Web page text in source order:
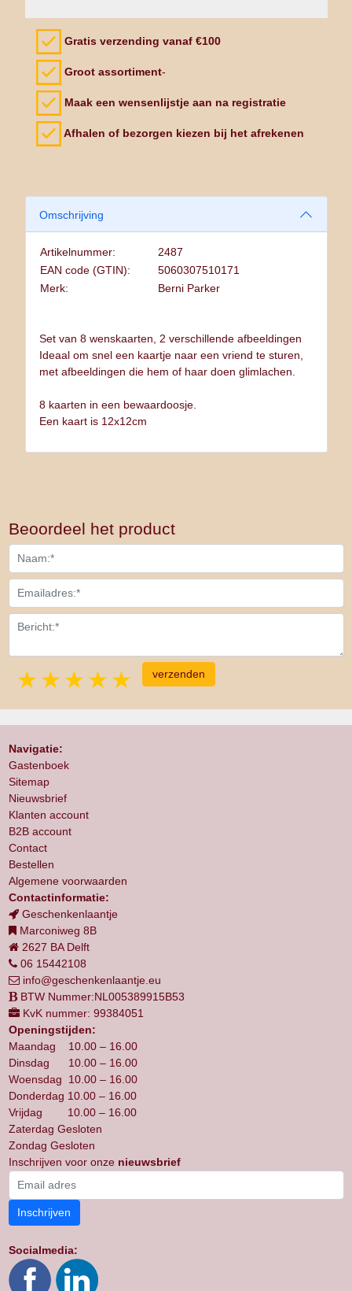
Gratis verzending vanaf €100
Groot assortiment-
Maak een wensenlijstje aan na registratie
Afhalen of bezorgen kiezen bij het afrekenen
Omschrijving
Artikelnummer:
2487
EAN code (GTIN):
5060307510171
Merk:
Berni Parker
Set van 8 wenskaarten, 2 verschillende afbeeldingen
Ideaal om snel een kaartje naar een vriend te sturen,
met afbeeldingen die hem of haar doen glimlachen.
8 kaarten in een bewaardoosje.
Een kaart is 12x12cm
Beoordeel het product
5 stars
4 stars
3 stars
2 stars
1 star
Navigatie:
Gastenboek
Sitemap
Nieuwsbrief
Klanten account
B2B account
Contact
Bestellen
Algemene voorwaarden
Contactinformatie:
Geschenkenlaantje
Marconiweg 8B
2627 BA Delft
06 15442108
info@geschenkenlaantje.eu
BTW Nummer:NL005389915B53
KvK nummer: 99384051
Openingstijden:
Maandag 10.00 – 16.00
Dinsdag 10.00 – 16.00
Woensdag 10.00 – 16.00
Donderdag 10.00 – 16.00
Vrijdag 10.00 – 16.00
Zaterdag Gesloten
Zondag Gesloten
Inschrijven voor onze nieuwsbrief
Inschrijven
Socialmedia: